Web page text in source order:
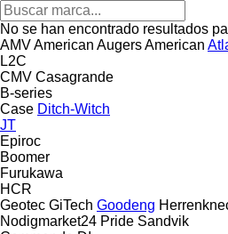
No se han encontrado resultados
AMVAmerican AugersAmerican
L2C
CMV Casagrande
B-series
Case Ditch-Witch
JT
Epiroc
Boomer
Furukawa
HCR
Geotec GiTech Goodeng
Nodigmarket24 Pride Sandvik